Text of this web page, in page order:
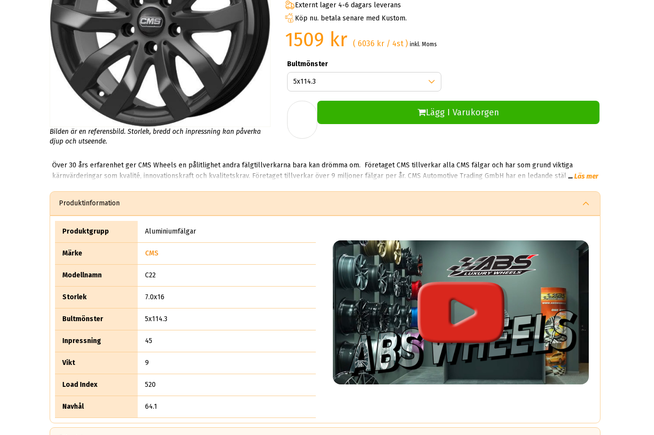
Bilden är en referensbild. Storlek, bredd och inpressning kan påverka
djup och utseende.
Externt lager 4-6 dagars leverans
Köp nu. betala senare med Kustom.
1509 kr ( 6036 kr / 4st )inkl. Moms
Bultmönster
Lägg I Varukorgen
Över 30 års erfarenhet ger CMS Wheels en pålitlighet andra fälgtillverkarna bara kan drömma om. Företaget CMS tillverkar alla CMS fälgar och har som grund viktiga
kärnvärderingar som kvalité, innovationskraft och kvalitetskrav. Företaget tillverkar över 9 miljoner fälgar per år. CMS Automotive Trading GmbH har en ledande ställning hos
också tillverkade med fokus på kvalitet och säkerhet. Oavsett om du söker efter fälgar som kan stå emot de tuffaste väderf&o...
...Läs mer
Produktinformation
Produktgrupp Aluminiumfälgar
Märke CMS
Modellnamn C22
Storlek 7.0x16
Bultmönster 5x114.3
Inpressning 45
Vikt 9
Load Index 520
Navhål 64.1